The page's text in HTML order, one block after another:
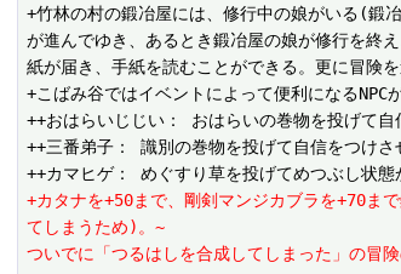
+竹林の村の鍛冶屋には、修行中の娘がいる(鍛
が進んでゆき、あるとき鍛冶屋の娘が修行を終
紙が届き、手紙を読むことができる。更に冒険
+こばみ谷ではイベントによって便利になるNPC
++おはらいじじい： おはらいの巻物を投げて自
++三番弟子： 識別の巻物を投げて自信をつけさ
+カタナを+50まで、剛剣マンジカブラを+70ま
てしまうため)。~
ついでに「つるはしを合成してしまった」の冒